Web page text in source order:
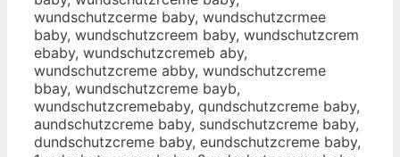
wundschutzcerme baby, wundschutzcrmee
baby, wundschutzcreem baby, wundschutzcrem
ebaby, wundschutzcremeb aby,
wundschutzcreme abby, wundschutzcreme
bbay, wundschutzcreme bayb,
wundschutzcremebaby, qundschutzcreme baby,
aundschutzcreme baby, sundschutzcreme baby,
dundschutzcreme baby, eundschutzcreme baby,